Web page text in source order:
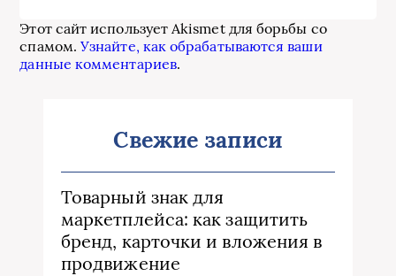
Этот сайт использует Akismet для борьбы со
спамом.Узнайте, как обрабатываются ваши
данные комментариев.
Свежие записи
Товарный знак для
маркетплейса: как защитить
бренд, карточки и вложения в
продвижение